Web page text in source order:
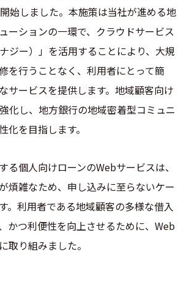
始しました。本施策は当社が進める地
ーションの一環で、クラウドサービス
ジー）」を活用することにより、大規
を行うことなく、利用者にとって簡
サービスを提供します。地域顧客向け
化し、地方銀行の地域密着型コミュニ
化を目指します。
る個人向けローンのWebサービスは、
煩雑なため、申し込みに至らないケー
。利用者である地域顧客の多様な借入
かつ利便性を向上させるために、Web
取り組みました。